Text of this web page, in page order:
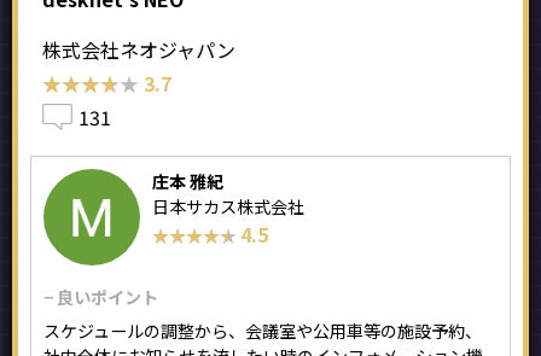
株式会社ネオジャパン
★★★★★
★★★★★ 3.7
131
庄本 雅紀
日本サカス株式会社
★★★★★
★★★★★ 4.5
− 良いポイント
スケジュールの調整から、会議室や公用車等の施設予約、